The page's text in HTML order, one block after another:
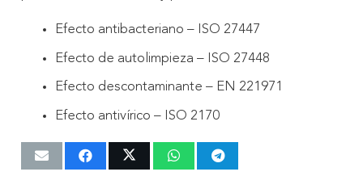
Efecto antibacteriano – ISO 27447
Efecto de autolimpieza – ISO 27448
Efecto descontaminante – EN 221971
Efecto antivírico – ISO 2170